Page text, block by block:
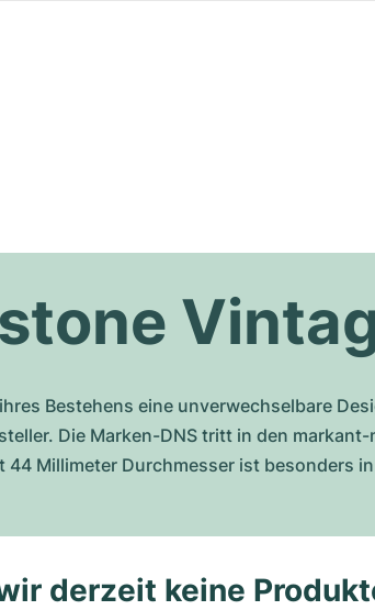
Bestehens eine unverwechselbare
Die Marken-DNS tritt in den
Millimeter Durchmesser ist besonders
derzeit keine